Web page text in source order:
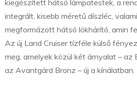
kiegészített hátsó lámpatestek, a
integrált, kisebb méretű díszléc,
megformázott hátsó lökhárító, amin
Az új Land Cruiser tízféle külső
meg, amelyek közül két árnyalat – az
az Avantgárd Bronz – új a kínálatban.